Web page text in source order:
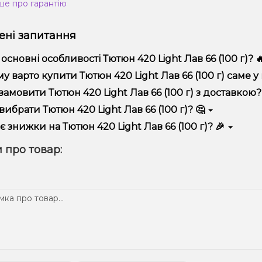
про гарантію
запитання
основні особливості Тютюн 420 Light Лав 66 (100 г)?
420 Light Лав 66 (100 г) відрізняється високою якістю,
варто купити Тютюн 420 Light Лав 66 (100 г) саме
тільки оригінальну продукцію, широкий
акції та знижки для клієнтів!
Тютюн 420 Light Лав 66 (100 г) з доставкою?
замовлення можна в кілька кліків:
Додайте Тютюн 420 Light Лав 66 (100 г) до кошика.
Виберіть зручний спосіб оплати та доставки.
Тютюн 420 Light Лав 66 (100 г)? 🤔
залежить від ваших уподобань – наприклад, якщо це
– потужність та смак. Наші менеджери допоможуть підібрати
знижки на Тютюн 420 Light Лав 66 (100 г)? 🎉
телеграм-каналі, щоб не проґавити вигідні пропозиції!
про товар: